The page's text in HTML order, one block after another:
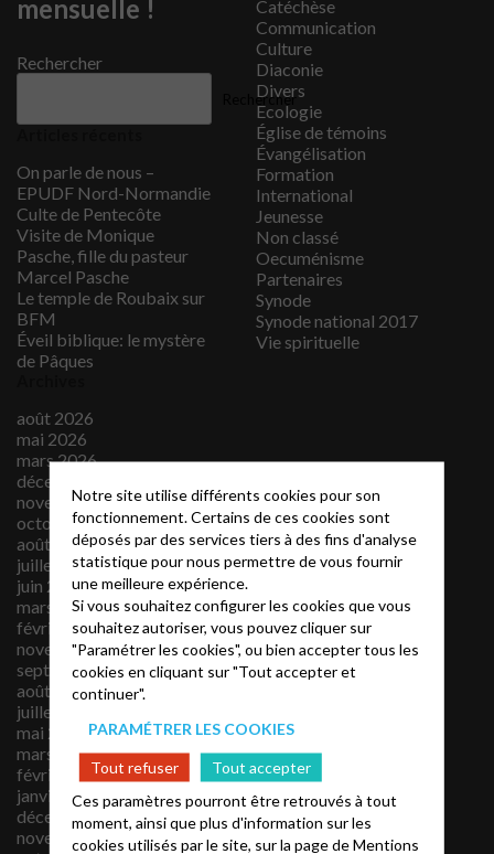
mensuelle !
Rechercher
Rechercher
On parle de nous –
EPUDF Nord-Normandie
Culte de Pentecôte
Visite de Monique
Pasche, fille du pasteur
Marcel Pasche
Le temple de Roubaix sur
BFM
Éveil biblique: le mystère
de Pâques
août 2026
mai 2026
mars 2026
décembre 2025
novembre 2025
octobre 2025
août 2025
juillet 2025
juin 2025
mars 2025
février 2025
novembre 2024
septembre 2024
août 2024
juillet 2024
mai 2024
mars 2024
février 2024
janvier 2024
décembre 2023
novembre 2023
Catéchèse
Communication
Culture
Diaconie
Divers
Ecologie
Église de témoins
Évangélisation
Formation
International
Jeunesse
Non classé
Oecuménisme
Partenaires
Synode
Synode national 2017
Vie spirituelle
Notre site utilise différents cookies pour son
fonctionnement. Certains de ces cookies sont
déposés par des services tiers à des fins d'analyse
statistique pour nous permettre de vous fournir
une meilleure expérience.
Si vous souhaitez configurer les cookies que vous
souhaitez autoriser, vous pouvez cliquer sur
"Paramétrer les cookies", ou bien accepter tous les
cookies en cliquant sur "Tout accepter et
continuer".
PARAMÉTRER LES COOKIES
Tout refuser
Tout accepter
Ces paramètres pourront être retrouvés à tout
moment, ainsi que plus d'information sur les
cookies utilisés par le site, sur la page deMentions